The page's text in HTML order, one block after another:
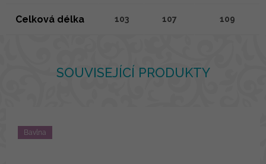
SOUVISEJÍCÍ PRODUKTY
Bavlna
Celková délka 103 107 109